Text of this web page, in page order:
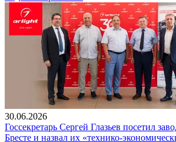
30.06.2026
Госсекретарь Сергей Глазьев посетил
Бресте и назвал их «технико-